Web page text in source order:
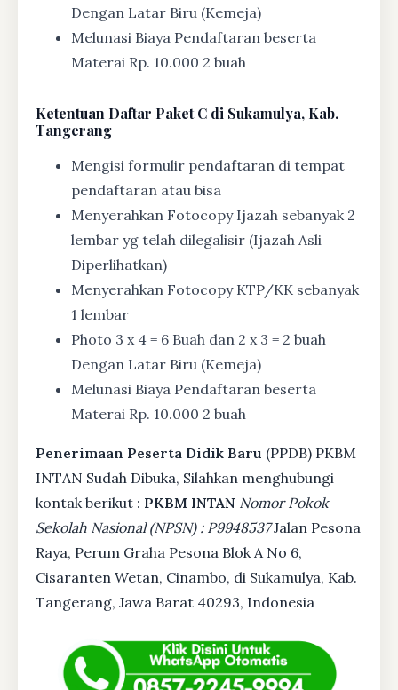
Dengan Latar Biru (Kemeja)
Melunasi Biaya Pendaftaran beserta
Materai Rp. 10.000 2 buah
Ketentuan Daftar Paket C di Sukamulya, Kab.
Tangerang
Mengisi formulir pendaftaran di tempat
pendaftaran atau bisa
Menyerahkan Fotocopy Ijazah sebanyak 2
lembar yg telah dilegalisir (Ijazah Asli
Diperlihatkan)
Menyerahkan Fotocopy KTP/KK sebanyak
1 lembar
Photo 3 x 4 = 6 Buah dan 2 x 3 = 2 buah
Dengan Latar Biru (Kemeja)
Melunasi Biaya Pendaftaran beserta
Materai Rp. 10.000 2 buah
Penerimaan Peserta Didik Baru (PPDB) PKBM
INTAN Sudah Dibuka, Silahkan menghubungi
kontak berikut : PKBM INTAN Nomor Pokok
Sekolah Nasional (NPSN) : P9948537Jalan Pesona
Raya, Perum Graha Pesona Blok A No 6,
Cisaranten Wetan, Cinambo, di Sukamulya, Kab.
Tangerang, Jawa Barat 40293, Indonesia